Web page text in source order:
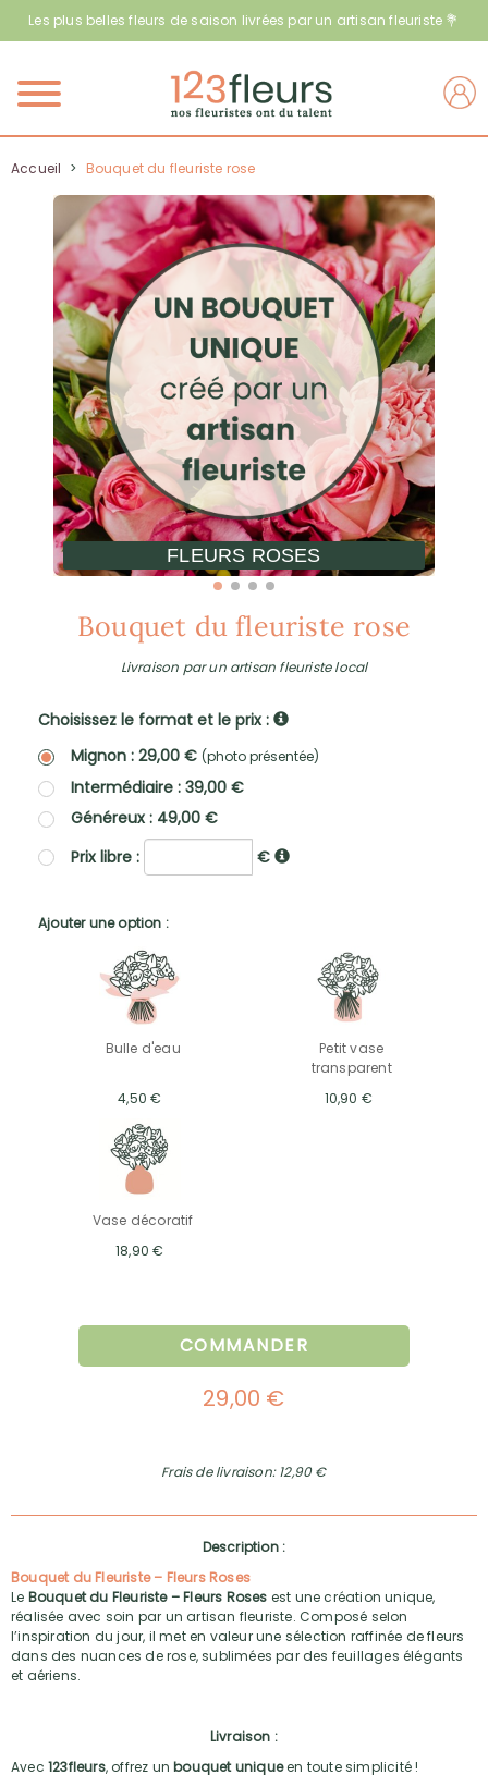
Les plus belles fleurs de saison livrées par un artisan fleuriste 💐
Menu
Accueil > Bouquet du fleuriste rose
FLEURS ROSES
Bouquet du fleuriste rose
Livraison par un artisan fleuriste local
Choisissez le format et le prix :
Mignon : 29,00 € (photo présentée)
Intermédiaire : 39,00 €
Généreux : 49,00 €
Prix libre :
€
Ajouter une option :
Bulle d'eau
4,50 €
Petit vase
transparent
10,90 €
Vase décoratif
18,90 €
COMMANDER
29,00 €
Frais de livraison: 12,90 €
Description :
Bouquet du Fleuriste – Fleurs Roses
Le Bouquet du Fleuriste – Fleurs Roses est une création unique,
réalisée avec soin par un artisan fleuriste. Composé selon
l’inspiration du jour, il met en valeur une sélection raffinée de fleurs
dans des nuances de rose, sublimées par des feuillages élégants
et aériens.
Livraison :
Avec 123fleurs, offrez unbouquet uniqueen toute simplicité !